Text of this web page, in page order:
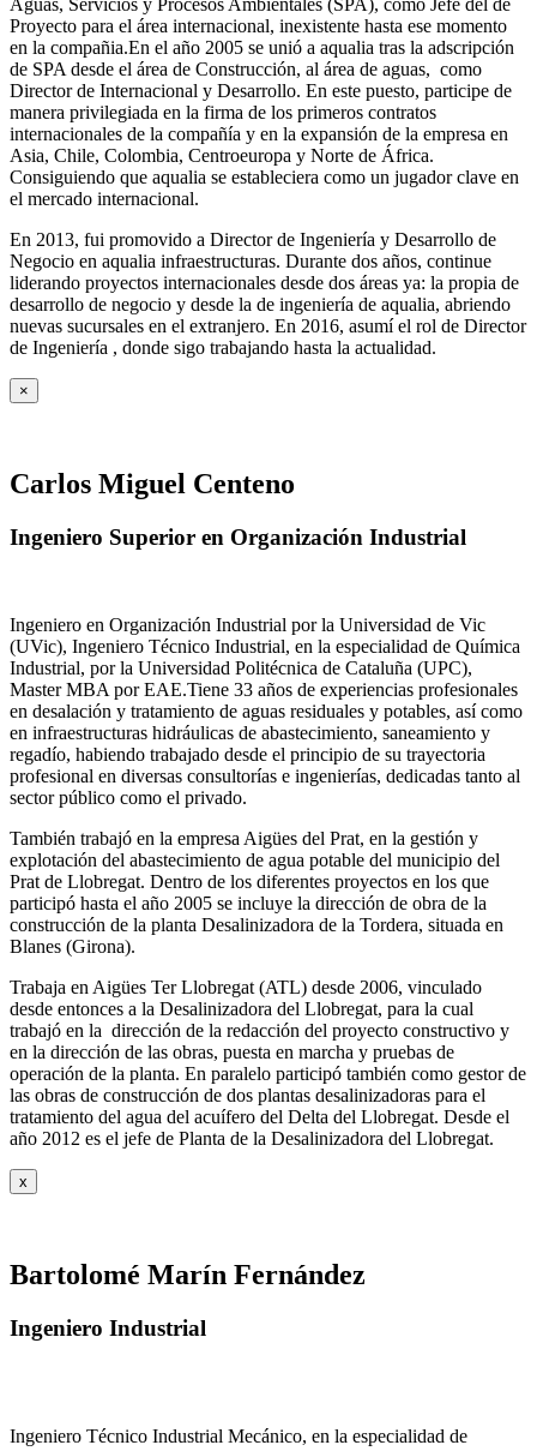
Aguas, Servicios y Procesos Ambientales (SPA), como Jefe del de
Proyecto para el área internacional, inexistente hasta ese momento
en la compañia.En el año 2005 se unió a aqualia tras la adscripción
de SPA desde el área de Construcción, al área de aguas, como
Director de Internacional y Desarrollo. En este puesto, participe de
manera privilegiada en la firma de los primeros contratos
internacionales de la compañía y en la expansión de la empresa en
Asia, Chile, Colombia, Centroeuropa y Norte de África.
Consiguiendo que aqualia se estableciera como un jugador clave en
el mercado internacional.
En 2013, fui promovido a Director de Ingeniería y Desarrollo de
Negocio en aqualia infraestructuras. Durante dos años, continue
liderando proyectos internacionales desde dos áreas ya: la propia de
desarrollo de negocio y desde la de ingeniería de aqualia, abriendo
nuevas sucursales en el extranjero. En 2016, asumí el rol de Director
de Ingeniería , donde sigo trabajando hasta la actualidad.
×
Carlos Miguel Centeno
Ingeniero Superior en Organización Industrial
Ingeniero en Organización Industrial por la Universidad de Vic
(UVic), Ingeniero Técnico Industrial, en la especialidad de Química
Industrial, por la Universidad Politécnica de Cataluña (UPC),
Master MBA por EAE.Tiene 33 años de experiencias profesionales
en desalación y tratamiento de aguas residuales y potables, así como
en infraestructuras hidráulicas de abastecimiento, saneamiento y
regadío, habiendo trabajado desde el principio de su trayectoria
profesional en diversas consultorías e ingenierías, dedicadas tanto al
sector público como el privado.
También trabajó en la empresa Aigües del Prat, en la gestión y
explotación del abastecimiento de agua potable del municipio del
Prat de Llobregat. Dentro de los diferentes proyectos en los que
participó hasta el año 2005 se incluye la dirección de obra de la
construcción de la planta Desalinizadora de la Tordera, situada en
Blanes (Girona).
Trabaja en Aigües Ter Llobregat (ATL) desde 2006, vinculado
desde entonces a la Desalinizadora del Llobregat, para la cual
trabajó en la dirección de la redacción del proyecto constructivo y
en la dirección de las obras, puesta en marcha y pruebas de
operación de la planta. En paralelo participó también como gestor de
las obras de construcción de dos plantas desalinizadoras para el
tratamiento del agua del acuífero del Delta del Llobregat. Desde el
año 2012 es el jefe de Planta de la Desalinizadora del Llobregat.
x
Bartolomé Marín Fernández
Ingeniero Industrial
Ingeniero Técnico Industrial Mecánico, en la especialidad de